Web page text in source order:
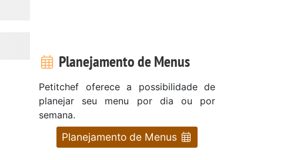
Planejamento de Menus
Petitchef oferece a possibilidade de
planejar seu menu por dia ou por
semana.
Planejamento de Menus